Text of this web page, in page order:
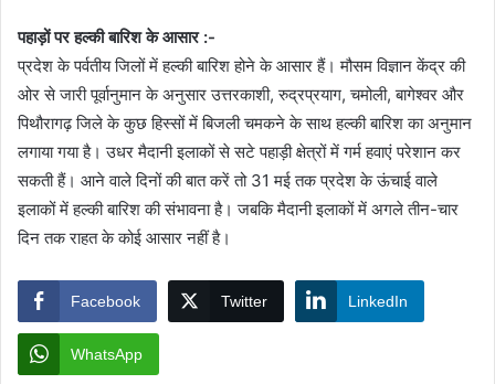
पहाड़ों पर हल्की बारिश के आसार :-
प्रदेश के पर्वतीय जिलों में हल्की बारिश होने के आसार हैं। मौसम विज्ञान केंद्र की
ओर से जारी पूर्वानुमान के अनुसार उत्तरकाशी, रुद्रप्रयाग, चमोली, बागेश्वर और
पिथौरागढ़ जिले के कुछ हिस्सों में बिजली चमकने के साथ हल्की बारिश का अनुमान
लगाया गया है। उधर मैदानी इलाकों से सटे पहाड़ी क्षेत्रों में गर्म हवाएं परेशान कर
सकती हैं। आने वाले दिनों की बात करें तो 31 मई तक प्रदेश के ऊंचाई वाले
इलाकों में हल्की बारिश की संभावना है। जबकि मैदानी इलाकों में अगले तीन-चार
दिन तक राहत के कोई आसार नहीं है।
Facebook Twitter LinkedIn
WhatsApp